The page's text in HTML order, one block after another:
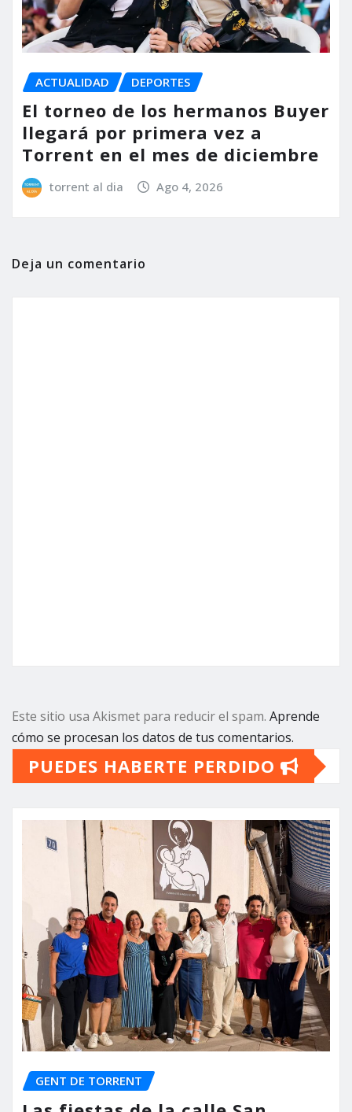
ACTUALIDAD DEPORTES
El torneo de los hermanos Buyer
llegará por primera vez a
Torrent en el mes de diciembre
torrent al dia Ago 4, 2026
Deja un comentario
Este sitio usa Akismet para reducir el spam. Aprende
cómo se procesan los datos de tus comentarios.
PUEDES HABERTE PERDIDO
GENT DE TORRENT